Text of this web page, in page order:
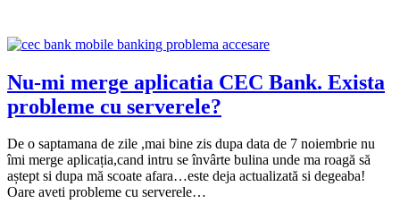
Nu-mi merge aplicatia CEC Bank. Exista
probleme cu serverele?
De o saptamana de zile ,mai bine zis dupa data de 7 noiembrie nu
îmi merge aplicația,cand intru se învârte bulina unde ma roagă să
aștept si dupa mă scoate afara…este deja actualizată si degeaba!
Oare aveti probleme cu serverele…